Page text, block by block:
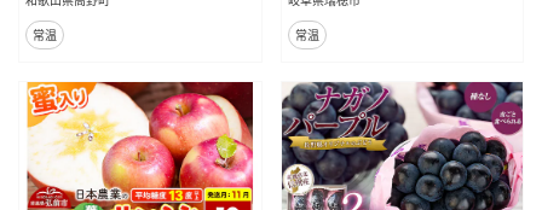
常温
常温